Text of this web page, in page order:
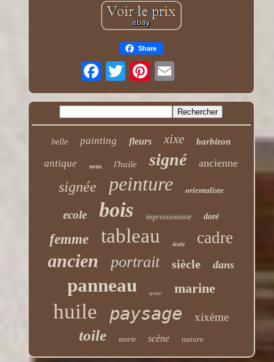
Share
belle painting fleurs xixe barbizon
antique sous l'huile signé ancienne
signée peinture orientaliste
ecole bois impressionniste doré
femme tableau école cadre
ancien portrait siècle dans
panneau avec marine
huile paysage xixème
toile morte scène nature